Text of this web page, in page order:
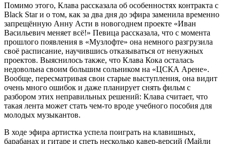
Помимо этого, Клава рассказала об особенностях контракта с
Black Star и о том, как за два дня до эфира заменила временно
запрещённую Анну Асти в новогоднем проекте «Иван
Васильевич меняет всё!» Певица рассказала, что с момента
прошлого появления в «Музлофте» она немного разгрузила
своё расписание, научившись отказываться от ненужных
проектов. Выяснилось также, что Клава Кока осталась
недовольна своим большим сольником на «ЦСКА Арене».
Вообще, пересматривая свои старые выступления, она видит
очень много ошибок и даже планирует снять фильм с
разбором этих неправильных решений: Клава считает, что
такая лента может стать чем-то вроде учебного пособия для
молодых музыкантов.
В ходе эфира артистка успела поиграть на клавишных,
барабанах и гитаре и спеть несколько кавер-версий (Майли